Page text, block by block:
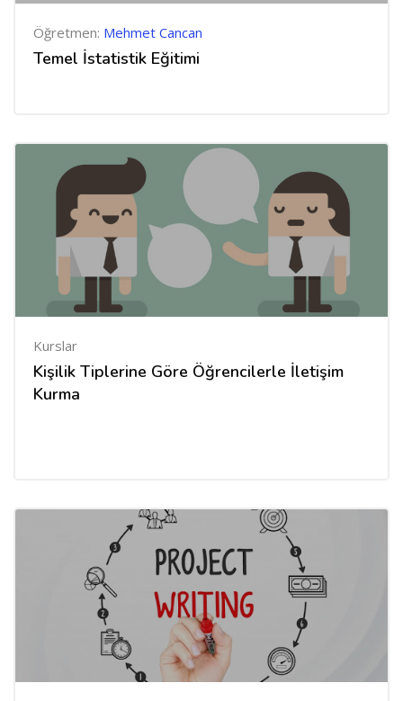
Öğretmen: Mehmet Cancan
Temel İstatistik Eğitimi
Kurslar
Kişilik Tiplerine Göre Öğrencilerle İletişim
Kurma